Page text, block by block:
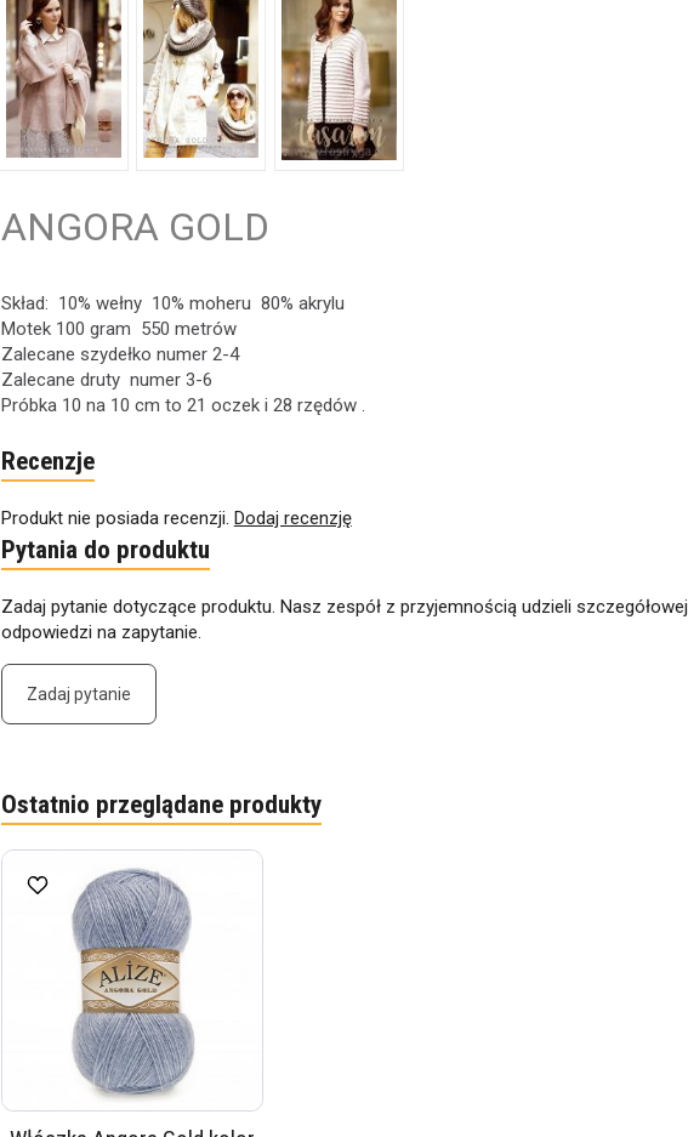
ANGORA GOLD
Skład: 10% wełny 10% moheru 80% akrylu
Motek 100 gram 550 metrów
Zalecane szydełko numer 2-4
Zalecane druty numer 3-6
Próbka 10 na 10 cm to 21 oczek i 28 rzędów .
Recenzje
Produkt nie posiada recenzji. Dodaj recenzję
Pytania do produktu
Zadaj pytanie dotyczące produktu. Nasz zespół z przyjemnością udzieli szczegółowej
odpowiedzi na zapytanie.
Zadaj pytanie
Ostatnio przeglądane produkty
osób.